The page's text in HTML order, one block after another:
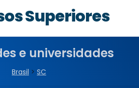
Superiores
e universidades
Brasil > SC